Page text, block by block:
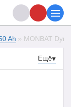
Ah » MONBAT
Ещё▾